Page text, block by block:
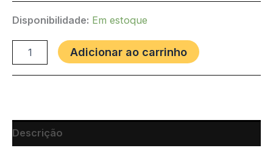
Disponibilidade: Em estoque
Adicionar ao carrinho
Descrição